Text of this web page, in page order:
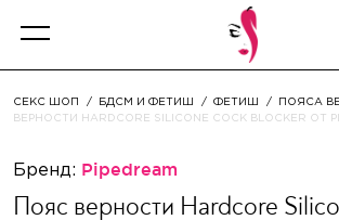
СЕКС ШОП БДСМ И ФЕТИШ ФЕТИШ ПОЯСА
ВЕРНОСТИ HARDCORE SILICONE COCK BLOCKER ОТ
Бренд: Pipedream
Пояс верности Hardcore